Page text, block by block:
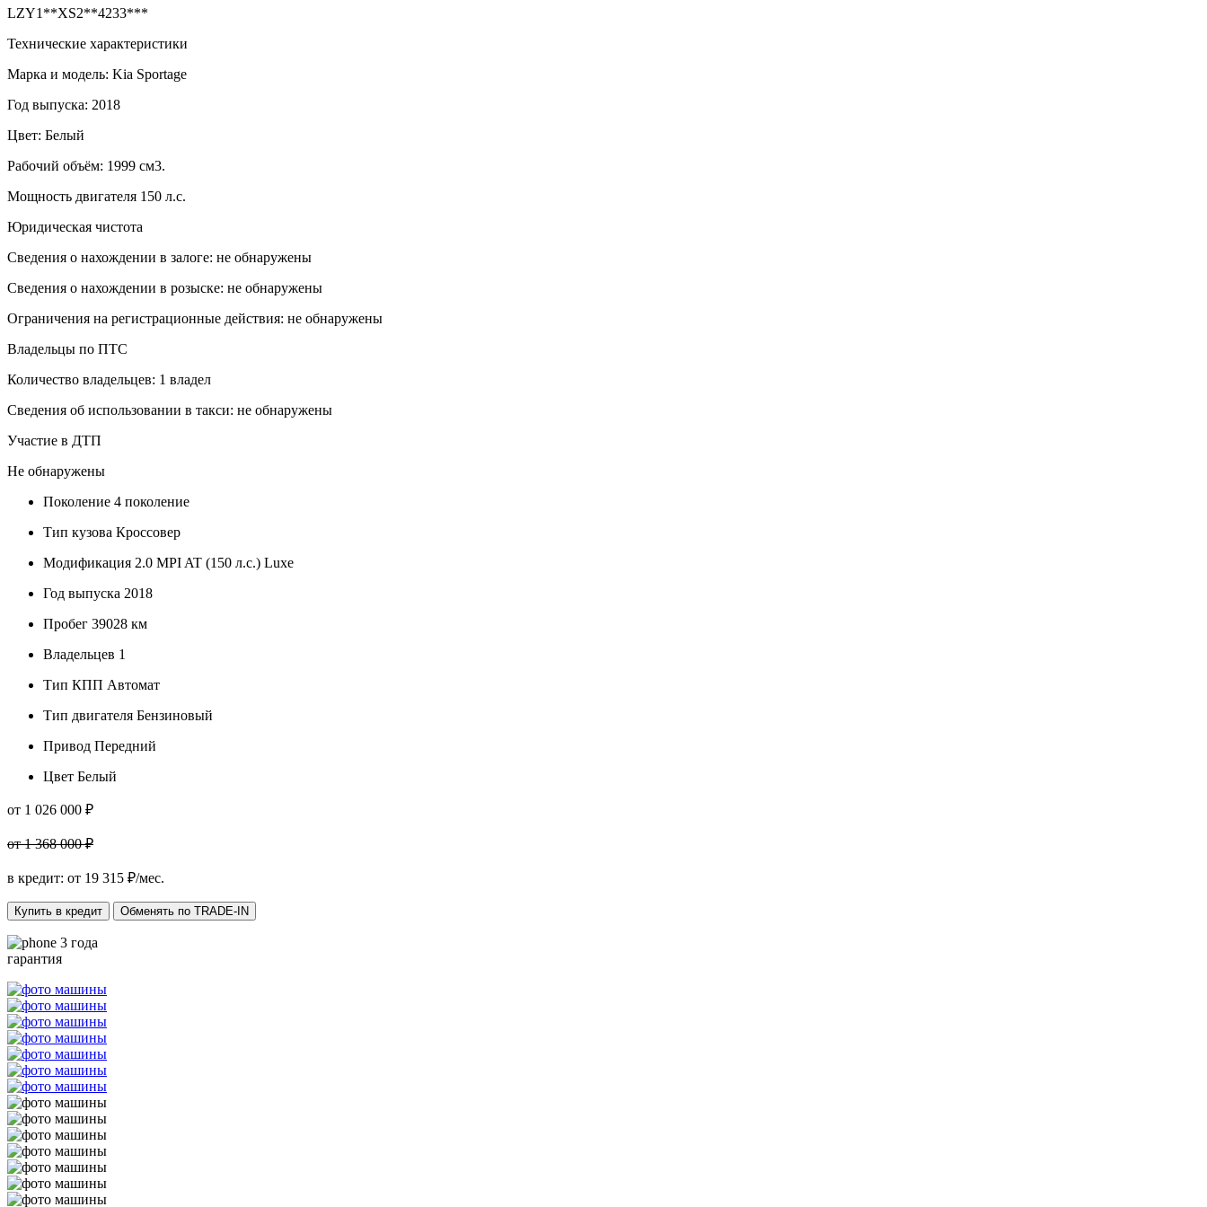
LZY1**XS2**4233***
Технические характеристики
Марка и модель: Kia Sportage
Год выпуска: 2018
Цвет: Белый
Рабочий объём: 1999 см3.
Мощность двигателя 150 л.с.
Юридическая чистота
Сведения о нахождении в залоге: не обнаружены
Сведения о нахождении в розыске: не обнаружены
Ограничения на регистрационные действия: не обнаружены
Владельцы по ПТС
Количество владельцев: 1 владел
Сведения об использовании в такси: не обнаружены
Участие в ДТП
Не обнаружены
Поколение 4 поколение
Тип кузова Кроссовер
Модификация 2.0 MPI AT (150 л.с.) Luxe
Год выпуска 2018
Пробег 39028 км
Владельцев 1
Тип КПП Автомат
Тип двигателя Бензиновый
Привод Передний
Цвет Белый
от 1 026 000 ₽
от 1 368 000 ₽
в кредит: от 19 315 ₽/мес.
Купить в кредит Обменять по TRADE-IN
3 года
гарантия